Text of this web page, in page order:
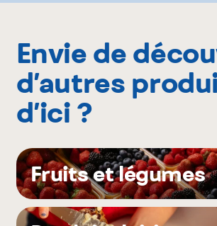
Envie de
d’autres
d’ici ?
Fruits et légumes